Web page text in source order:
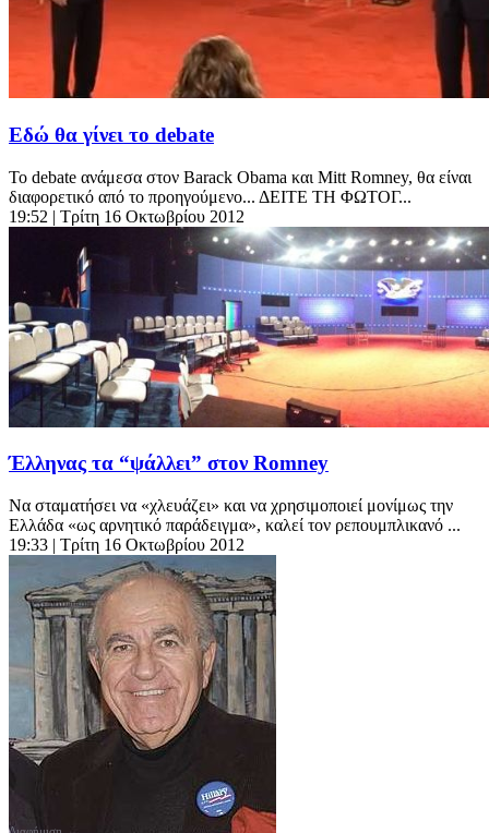
Εδώ θα γίνει το debate
Το debate ανάμεσα στον Barack Obama και Mitt Romney, θα είναι
διαφορετικό από το προηγούμενο... ΔΕΙΤΕ ΤΗ ΦΩΤΟΓ...
19:52 | Τρίτη 16 Οκτωβρίου 2012
Έλληνας τα “ψάλλει” στον Romney
Να σταματήσει να «χλευάζει» και να χρησιμοποιεί μονίμως την
Ελλάδα «ως αρνητικό παράδειγμα», καλεί τον ρεπουμπλικανό ...
19:33 | Τρίτη 16 Οκτωβρίου 2012